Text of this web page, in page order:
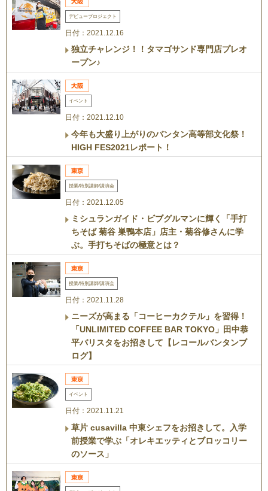
デビュープロジェクト
日付：2021.12.16
独立チャレンジ！！タマゴサンド専門店プレオ
ープン♪
イベント
日付：2021.12.10
今年も大盛り上がりのバンタン高等部文化祭！
HIGH FES2021レポート！
授業/特別講師/講演会
日付：2021.12.05
ミシュランガイド・ビブグルマンに輝く「手打
ちそば 菊谷 巣鴨本店」店主・菊谷修さんに学
ぶ。手打ちそばの極意とは？
授業/特別講師/講演会
日付：2021.11.28
ニーズが高まる「コーヒーカクテル」を習得！
「UNLIMITED COFFEE BAR TOKYO」田中恭
平バリスタをお招きして【レコールバンタンブ
ログ】
イベント
日付：2021.11.21
草片 cusavilla 中東シェフをお招きして。入学
前授業で学ぶ「オレキエッティとブロッコリー
のソース」